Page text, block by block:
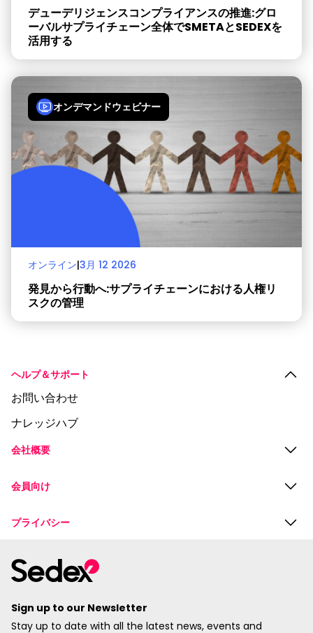
デューデリジェンスコンプライアンスの推進:グロ
ーバルサプライチェーン全体でSMETAとSEDEXを
活用する
オンデマンドウェビナー
オンライン|3月 12 2026
発見から行動へ:サプライチェーンにおける人権リ
スクの管理
ヘルプ＆サポート
お問い合わせ
ナレッジハブ
会社概要
会員向け
プライバシー
Sign up to our Newsletter
Stay up to date with all the latest news, events and